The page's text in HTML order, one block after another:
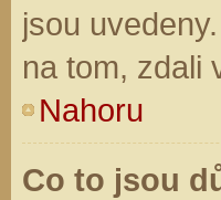
jsou
na tom, zdali
Nahoru
Co to jsou